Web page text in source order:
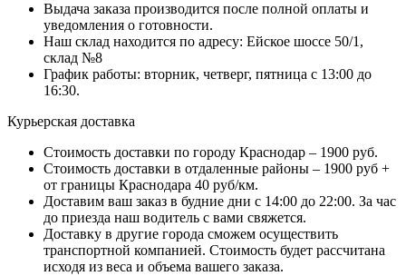
Выдача заказа производится после полной оплаты и
уведомления о готовности.
Наш склад находится по адресу: Ейское шоссе 50/1,
склад №8
График работы: вторник, четверг, пятница с 13:00 до
16:30.
Курьерская доставка
Стоимость доставки по городу Краснодар – 1900 руб.
Стоимость доставки в отдаленные районы – 1900 руб +
от границы Краснодара 40 руб/км.
Доставим ваш заказ в будние дни с 14:00 до 22:00. За час
до приезда наш водитель с вами свяжется.
Доставку в другие города сможем осуществить
транспортной компанией. Стоимость будет рассчитана
исходя из веса и объема вашего заказа.